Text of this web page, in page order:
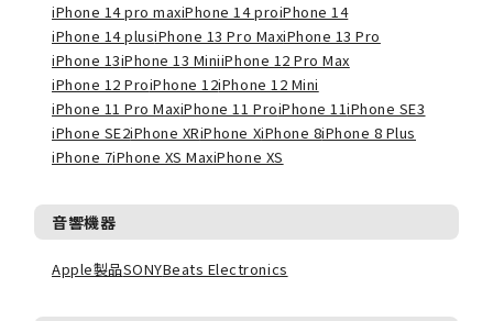
iPhone 14 pro maxiPhone 14 proiPhone 14
iPhone 14 plusiPhone 13 Pro MaxiPhone 13 Pro
iPhone 13iPhone 13 MiniiPhone 12 Pro Max
iPhone 12 ProiPhone 12iPhone 12 Mini
iPhone 11 Pro MaxiPhone 11 ProiPhone 11iPhone SE3
iPhone SE2iPhone XRiPhone XiPhone 8iPhone 8 Plus
iPhone 7iPhone XS MaxiPhone XS
音響機器
Apple製品SONYBeats Electronics